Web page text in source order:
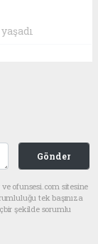
Gönder
ofunsesi.com sitesine
tek başınıza
şekilde sorumlu